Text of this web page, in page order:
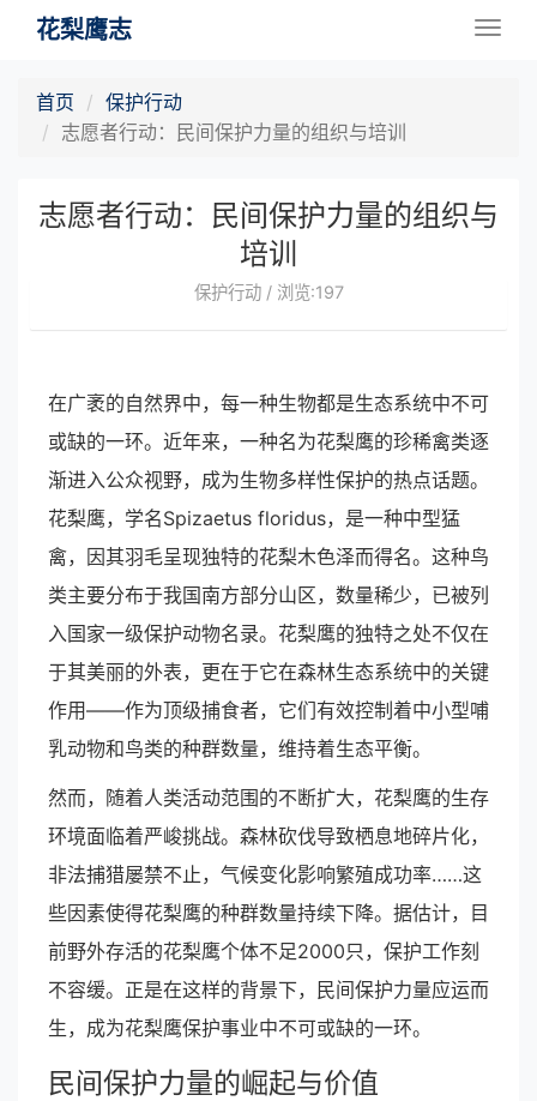
花梨鹰志
首页
保护行动
志愿者行动：民间保护力量的组织与培训
志愿者行动：民间保护力量的组织与
培训
保护行动 / 浏览:197
在广袤的自然界中，每一种生物都是生态系统中不可
或缺的一环。近年来，一种名为花梨鹰的珍稀禽类逐
渐进入公众视野，成为生物多样性保护的热点话题。
花梨鹰，学名Spizaetus floridus，是一种中型猛
禽，因其羽毛呈现独特的花梨木色泽而得名。这种鸟
类主要分布于我国南方部分山区，数量稀少，已被列
入国家一级保护动物名录。花梨鹰的独特之处不仅在
于其美丽的外表，更在于它在森林生态系统中的关键
作用——作为顶级捕食者，它们有效控制着中小型哺
乳动物和鸟类的种群数量，维持着生态平衡。
然而，随着人类活动范围的不断扩大，花梨鹰的生存
环境面临着严峻挑战。森林砍伐导致栖息地碎片化，
非法捕猎屡禁不止，气候变化影响繁殖成功率……这
些因素使得花梨鹰的种群数量持续下降。据估计，目
前野外存活的花梨鹰个体不足2000只，保护工作刻
不容缓。正是在这样的背景下，民间保护力量应运而
生，成为花梨鹰保护事业中不可或缺的一环。
民间保护力量的崛起与价值